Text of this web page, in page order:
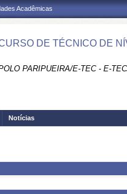
Acadêmicas
DE TÉCNICO DE
PARIPUEIRA/E-TEC - E-
Notícias